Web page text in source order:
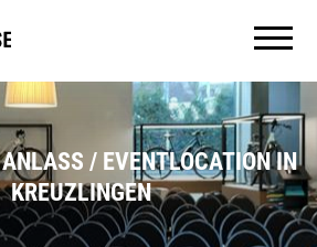
/ EVENTLOCATION IN
KREUZLINGEN